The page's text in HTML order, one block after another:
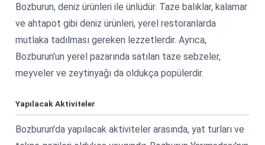
Bozburun, deniz ürünleri ile ünlüdür. Taze balıklar, kalamar
ve ahtapot gibi deniz ürünleri, yerel restoranlarda
mutlaka tadılması gereken lezzetlerdir. Ayrıca,
Bozburun'un yerel pazarında satılan taze sebzeler,
meyveler ve zeytinyağı da oldukça popülerdir.
Yapılacak Aktiviteler
Bozburun'da yapılacak aktiviteler arasında, yat turları ve